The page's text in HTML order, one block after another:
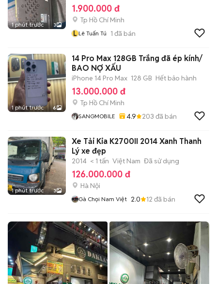
1 phút trước 3
1.900.000 đ
Tp Hồ Chí Minh
L Lê Tuấn Tú 1 đã bán
1 phút trước 6
14 Pro Max 128GB Trắng đã ép kính/
BAO NỢ XẤU
iPhone 14 Pro Max 128 GB Hết bảo hành
13.000.000 đ
Tp Hồ Chí Minh
SANGMOBILE 4.9 203 đã bán
1 phút trước 3
Xe Tải Kia K2700II 2014 Xanh Thanh
Lý xe đẹp
2014 < 1 tấn Việt Nam Đã sử dụng
126.000.000 đ
Hà Nội
Gà Chọi Nam Việt 2.0 12 đã bán